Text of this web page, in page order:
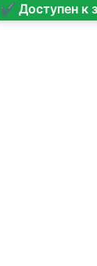
✔ Доступен к